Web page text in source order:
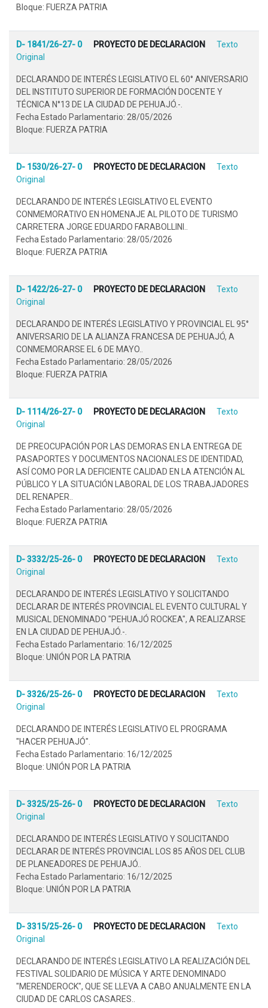
Bloque: FUERZA PATRIA
D- 1841/26-27- 0 PROYECTO DE DECLARACION
Texto
Original
DECLARANDO DE INTERÉS LEGISLATIVO EL 60° ANIVERSARIO
DEL INSTITUTO SUPERIOR DE FORMACIÓN DOCENTE Y
TÉCNICA N°13 DE LA CIUDAD DE PEHUAJÓ.-.
Fecha Estado Parlamentario: 28/05/2026
Bloque: FUERZA PATRIA
D- 1530/26-27- 0 PROYECTO DE DECLARACION
Texto
Original
DECLARANDO DE INTERÉS LEGISLATIVO EL EVENTO
CONMEMORATIVO EN HOMENAJE AL PILOTO DE TURISMO
CARRETERA JORGE EDUARDO FARABOLLINI..
Fecha Estado Parlamentario: 28/05/2026
Bloque: FUERZA PATRIA
D- 1422/26-27- 0 PROYECTO DE DECLARACION
Texto
Original
DECLARANDO DE INTERÉS LEGISLATIVO Y PROVINCIAL EL 95°
ANIVERSARIO DE LA ALIANZA FRANCESA DE PEHUAJÓ, A
CONMEMORARSE EL 6 DE MAYO..
Fecha Estado Parlamentario: 28/05/2026
Bloque: FUERZA PATRIA
D- 1114/26-27- 0 PROYECTO DE DECLARACION
Texto
Original
DE PREOCUPACIÓN POR LAS DEMORAS EN LA ENTREGA DE
PASAPORTES Y DOCUMENTOS NACIONALES DE IDENTIDAD,
ASÍ COMO POR LA DEFICIENTE CALIDAD EN LA ATENCIÓN AL
PÚBLICO Y LA SITUACIÓN LABORAL DE LOS TRABAJADORES
DEL RENAPER..
Fecha Estado Parlamentario: 28/05/2026
Bloque: FUERZA PATRIA
D- 3332/25-26- 0 PROYECTO DE DECLARACION
Texto
Original
DECLARANDO DE INTERÉS LEGISLATIVO Y SOLICITANDO
DECLARAR DE INTERÉS PROVINCIAL EL EVENTO CULTURAL Y
MUSICAL DENOMINADO "PEHUAJÓ ROCKEA", A REALIZARSE
EN LA CIUDAD DE PEHUAJÓ.-.
Fecha Estado Parlamentario: 16/12/2025
Bloque: UNIÓN POR LA PATRIA
D- 3326/25-26- 0 PROYECTO DE DECLARACION
Texto
Original
DECLARANDO DE INTERÉS LEGISLATIVO EL PROGRAMA
"HACER PEHUAJÓ".
Fecha Estado Parlamentario: 16/12/2025
Bloque: UNIÓN POR LA PATRIA
D- 3325/25-26- 0 PROYECTO DE DECLARACION
Texto
Original
DECLARANDO DE INTERÉS LEGISLATIVO Y SOLICITANDO
DECLARAR DE INTERÉS PROVINCIAL LOS 85 AÑOS DEL CLUB
DE PLANEADORES DE PEHUAJÓ..
Fecha Estado Parlamentario: 16/12/2025
Bloque: UNIÓN POR LA PATRIA
D- 3315/25-26- 0 PROYECTO DE DECLARACION
Texto
Original
DECLARANDO DE INTERÉS LEGISLATIVO LA REALIZACIÓN DEL
FESTIVAL SOLIDARIO DE MÚSICA Y ARTE DENOMINADO
"MERENDEROCK", QUE SE LLEVA A CABO ANUALMENTE EN LA
CIUDAD DE CARLOS CASARES..